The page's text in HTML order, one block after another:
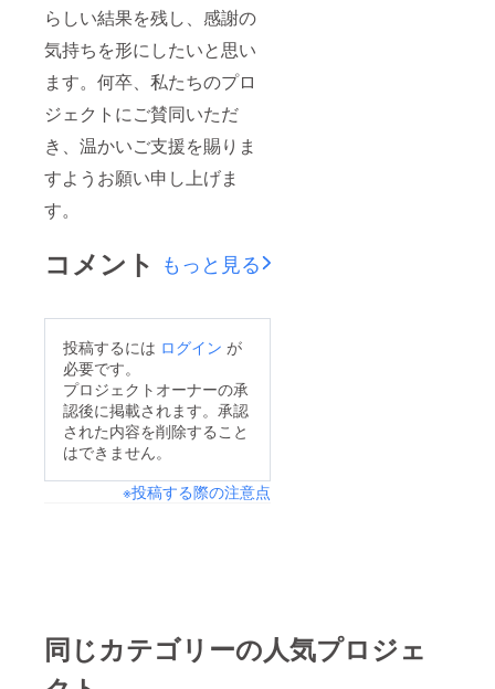
らしい結果を残し、感謝の
気持ちを形にしたいと思い
ます。何卒、私たちのプロ
ジェクトにご賛同いただ
き、温かいご支援を賜りま
すようお願い申し上げま
す。
コメント もっと見る
投稿するには ログイン が
必要です。
プロジェクトオーナーの承
認後に掲載されます。承認
された内容を削除すること
はできません。
※投稿する際の注意点
同じカテゴリーの人気プロジェ